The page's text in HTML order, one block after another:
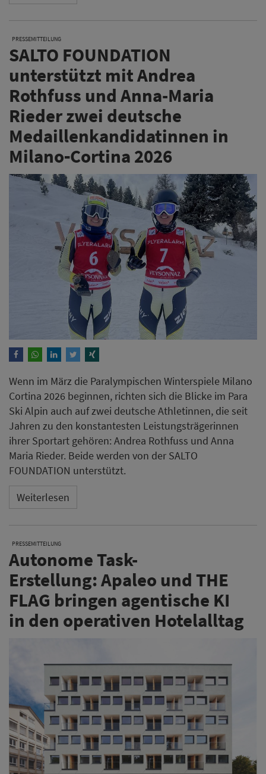
PRESSEMITTEILUNG
SALTO FOUNDATION
unterstützt mit Andrea
Rothfuss und Anna-Maria
Rieder zwei deutsche
Medaillenkandidatinnen in
Milano‑Cortina 2026
Wenn im März die Paralympischen Winterspiele Milano
Cortina 2026 beginnen, richten sich die Blicke im Para
Ski Alpin auch auf zwei deutsche Athletinnen, die seit
Jahren zu den konstantesten Leistungsträgerinnen
ihrer Sportart gehören: Andrea Rothfuss und Anna
Maria Rieder. Beide werden von der SALTO
FOUNDATION unterstützt.
Weiterlesen
PRESSEMITTEILUNG
Autonome Task-
Erstellung: Apaleo und THE
FLAG bringen agentische KI
in den operativen Hotelalltag